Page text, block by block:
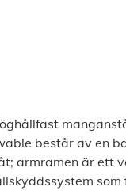
består av en
armramen är ett